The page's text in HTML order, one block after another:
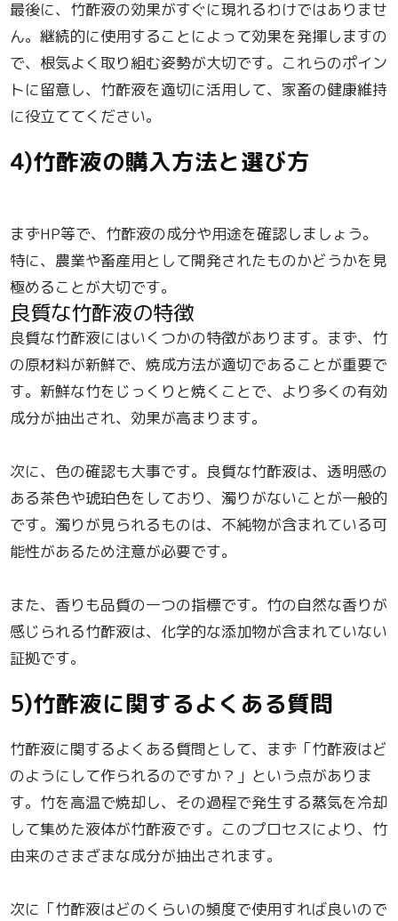
最後に、竹酢液の効果がすぐに現れるわけではありませ
ん。継続的に使用することによって効果を発揮しますの
で、根気よく取り組む姿勢が大切です。これらのポイン
トに留意し、竹酢液を適切に活用して、家畜の健康維持
に役立ててください。
4)竹酢液の購入方法と選び方
まずHP等で、竹酢液の成分や用途を確認しましょう。
特に、農業や畜産用として開発されたものかどうかを見
極めることが大切です。
良質な竹酢液の特徴
良質な竹酢液にはいくつかの特徴があります。まず、竹
の原材料が新鮮で、焼成方法が適切であることが重要で
す。新鮮な竹をじっくりと焼くことで、より多くの有効
成分が抽出され、効果が高まります。
次に、色の確認も大事です。良質な竹酢液は、透明感の
ある茶色や琥珀色をしており、濁りがないことが一般的
です。濁りが見られるものは、不純物が含まれている可
能性があるため注意が必要です。
また、香りも品質の一つの指標です。竹の自然な香りが
感じられる竹酢液は、化学的な添加物が含まれていない
証拠です。
5)竹酢液に関するよくある質問
竹酢液に関するよくある質問として、まず「竹酢液はど
のようにして作られるのですか？」という点がありま
す。竹を高温で焼却し、その過程で発生する蒸気を冷却
して集めた液体が竹酢液です。このプロセスにより、竹
由来のさまざまな成分が抽出されます。
次に「竹酢液はどのくらいの頻度で使用すれば良いので